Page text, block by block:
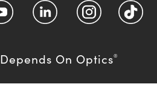
Depends On Optics®